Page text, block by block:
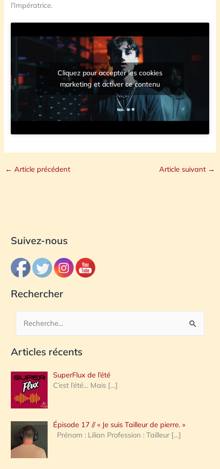
l’Impératrice.
Cliquez pour accepter les cookies
marketing et activer ce contenu
← Article précédent Article suivant →
Suivez-nous
Rechercher
c
e
r
c
h
e
Articles récents
SuperFlux de l’été
C’est l’été… Mais […]
Épisode 17 // « Je suis Tailleur de pierre. »
Prénom : Lilian Profession : Tailleur […]